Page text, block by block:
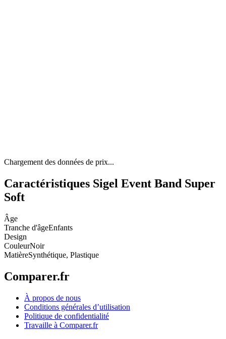
Chargement des données de prix...
Caractéristiques Sigel Event Band Super
Soft
Âge
Tranche d'âgeEnfants
Design
CouleurNoir
MatièreSynthétique, Plastique
Comparer.fr
À propos de nous
Conditions générales d’utilisation
Politique de confidentialité
Travaille à Comparer.fr